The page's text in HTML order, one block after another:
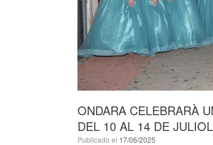
ONDARA CELEBRARÀ
DEL 10 AL 14 DE
Publicado el 17/06/2025